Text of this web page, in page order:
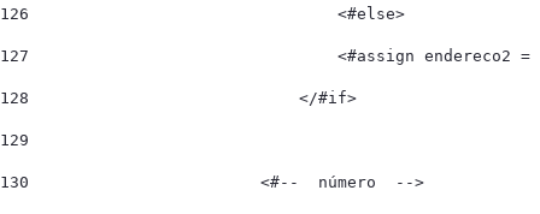
126
                                <#else>
127
<#assign endereco2
128
                            </#if>
129
130
                        <#--  número  -->